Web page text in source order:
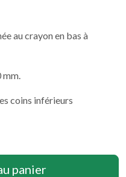
au crayon en bas à
mm.
coins inférieurs
panier